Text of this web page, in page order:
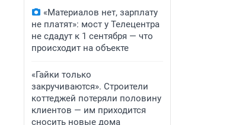
«Материалов нет, зарплату
не платят»: мост у Телецентра
не сдадут к 1 сентября — что
происходит на объекте
«Гайки только
закручиваются». Строители
коттеджей потеряли половину
клиентов — им приходится
сносить новые дома